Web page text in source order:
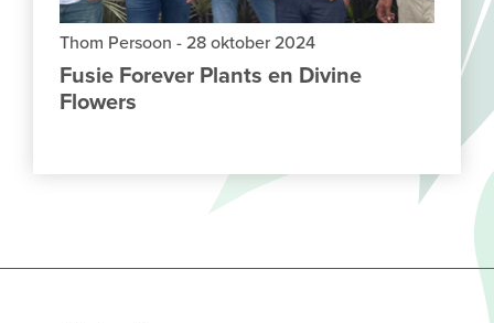
Thom Persoon - 28 oktober 2024
Fusie Forever Plants en Divine
Flowers